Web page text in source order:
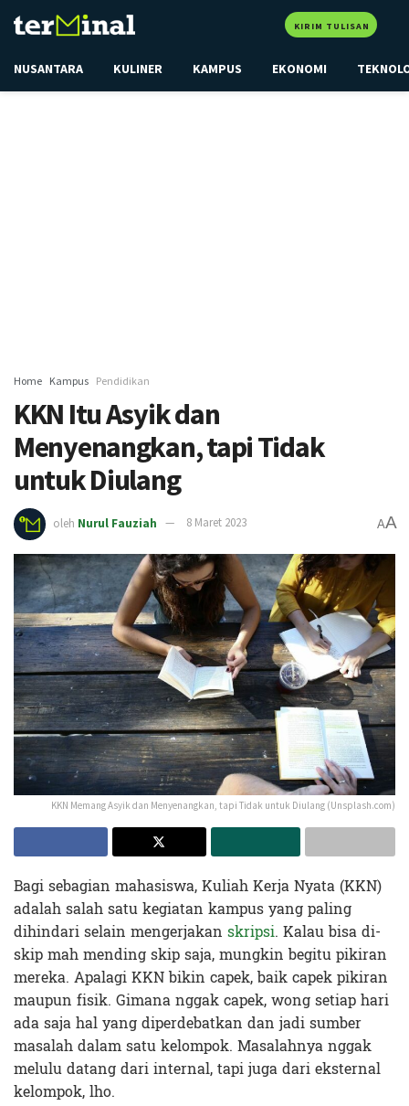
KIRIM TULISAN
NUSANTARA KULINER KAMPUS EKONOMI
Home Kampus Pendidikan
KKN Itu Asyik dan
Menyenangkan, tapi Tidak
untuk Diulang
oleh Nurul Fauziah 8 Maret 2023 AA
KKN Memang Asyik dan Menyenangkan, tapi Tidak untuk Diulang (Unsplash.com)
Bagi sebagian mahasiswa, Kuliah Kerja Nyata (KKN)
adalah salah satu kegiatan kampus yang paling
dihindari selain mengerjakan skripsi. Kalau bisa di-
skip mah mending skip saja, mungkin begitu pikiran
mereka. Apalagi KKN bikin capek, baik capek pikiran
maupun fisik. Gimana nggak capek, wong setiap hari
ada saja hal yang diperdebatkan dan jadi sumber
masalah dalam satu kelompok. Masalahnya nggak
melulu datang dari internal, tapi juga dari eksternal
kelompok, lho.